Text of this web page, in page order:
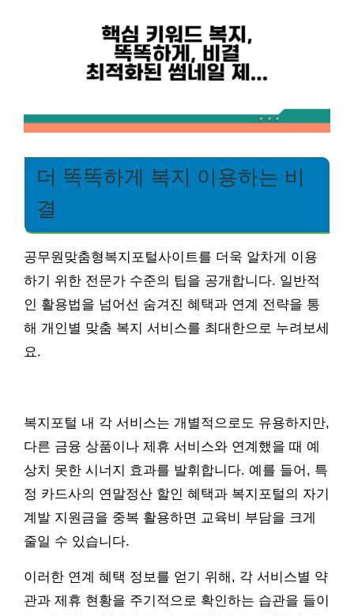
더 똑똑하게 복지 이용하는 비
결
공무원맞춤형복지포털사이트를 더욱 알차게 이용
하기 위한 전문가 수준의 팁을 공개합니다. 일반적
인 활용법을 넘어선 숨겨진 혜택과 연계 전략을 통
해 개인별 맞춤 복지 서비스를 최대한으로 누려보세
요.
복지포털 내 각 서비스는 개별적으로도 유용하지만,
다른 금융 상품이나 제휴 서비스와 연계했을 때 예
상치 못한 시너지 효과를 발휘합니다. 예를 들어, 특
정 카드사의 연말정산 할인 혜택과 복지포털의 자기
계발 지원금을 중복 활용하면 교육비 부담을 크게
줄일 수 있습니다.
이러한 연계 혜택 정보를 얻기 위해, 각 서비스별 약
관과 제휴 현황을 주기적으로 확인하는 습관을 들이